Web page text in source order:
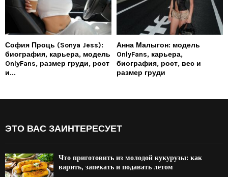
София Проць (Sonya Jess):
биография, карьера, модель
OnlyFans, размер груди, рост
и...
Анна Малыгон: модель
OnlyFans, карьера,
биография, рост, вес и
размер груди
ЭТО ВАС ЗАИНТЕРЕСУЕТ
Что приготовить из молодой кукурузы: как
варить, запекать и подавать летом